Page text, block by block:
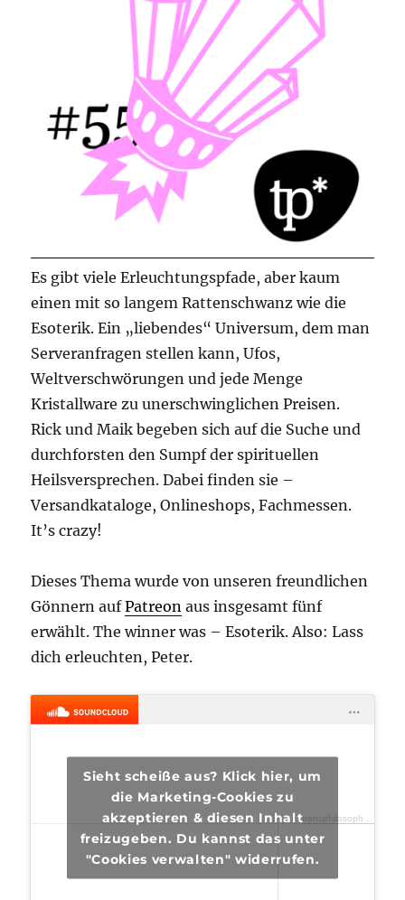
Es gibt viele Erleuchtungspfade, aber kaum
einen mit so langem Rattenschwanz wie die
Esoterik. Ein „liebendes“ Universum, dem man
Serveranfragen stellen kann, Ufos,
Weltverschwörungen und jede Menge
Kristallware zu unerschwinglichen Preisen.
Rick und Maik begeben sich auf die Suche und
durchforsten den Sumpf der spirituellen
Heilsversprechen. Dabei finden sie –
Versandkataloge, Onlineshops, Fachmessen.
It’s crazy!
Dieses Thema wurde von unseren freundlichen
Gönnern aufPatreon aus insgesamt fünf
erwählt. The winner was – Esoterik. Also: Lass
dich erleuchten, Peter.
Sieht scheiße aus? Klick hier, um
die Marketing-Cookies zu
akzeptieren & diesen Inhalt
freizugeben. Du kannst das unter
"Cookies verwalten" widerrufen.